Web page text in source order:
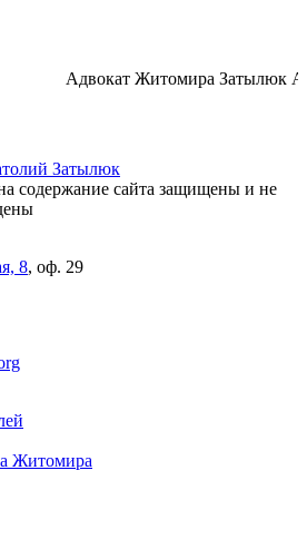
Адвокат Житомира Затылюк
Затылюк
содержание сайта защищены и не
8, оф. 29
Житомира